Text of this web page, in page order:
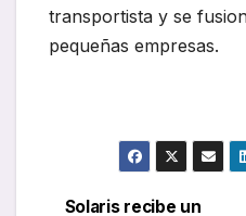
transportista y se
pequeñas empresas.
Solaris recibe un